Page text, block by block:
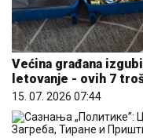
Većina građana
letovanje - ovih 7
15. 07. 2026 07:44